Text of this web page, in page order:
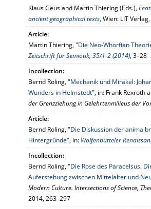
Klaus Geus and Martin Thiering (Eds.),
ancient geographical texts, Wien: LIT
Article:
Martin Thiering, "Die Neo-Whorfian
Zeitschrift für Semiotik, 35/1-2 (2014), 3–28
Incollection:
Bernd Roling, "Mechanik und Mirakel:
Wunders in Helmstedt", in: Frank Rexroth
der Grenzziehung in Gelehrtenmilieus der
Article:
Bernd Roling, "Die Diskussion der anima
Hintergründe", in: Wolfenbütteler
Incollection:
Bernd Roling, "Die Rose des Paracelsus.
Auferstehung zwischen Mittelalter und
Modern Culture. Intersections of Science,
2014, 263–297